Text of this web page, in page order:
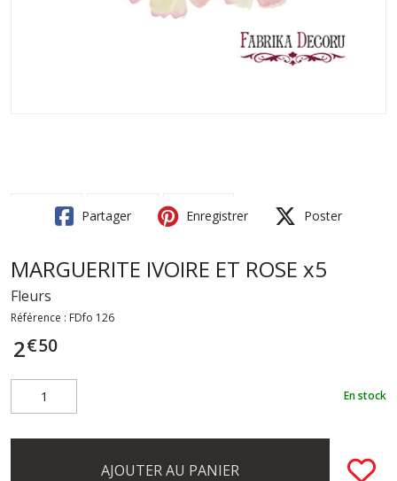
Partager Enregistrer Poster
MARGUERITE IVOIRE ET ROSE x5
Fleurs
Référence : FDfo 126
2€50
En stock
AJOUTER AU PANIER